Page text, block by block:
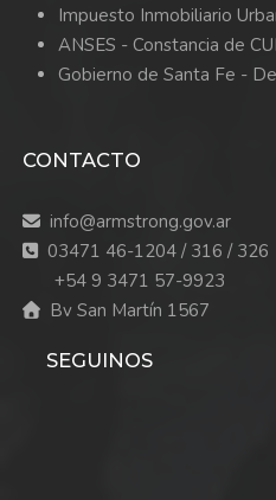
Impuesto Inmobiliario
ANSES - Constancia de
Gobierno de Santa Fe -
CONTACTO
info@armstrong.gov.ar
03471 46-1204 / 316 / 326
+54 9 3471 57-9923
Bv San Martín 1567
SEGUINOS